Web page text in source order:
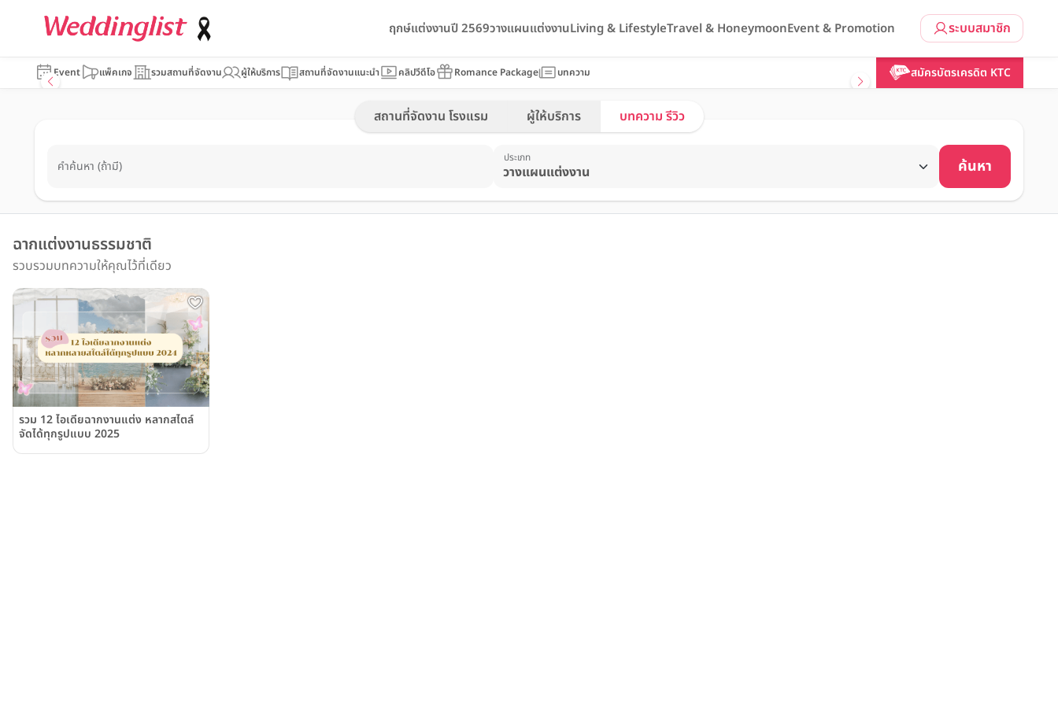
ระบบสมาชิก
ฤกษ์แต่งงานปี 2569วางแผนแต่งงานLiving & LifestyleTravel & HoneymoonEvent & Promotion
Event แพ็คเกจ รวมสถานที่จัดงาน ผู้ให้บริการ สถานที่จัดงานแนะนำ คลิปวีดีโอ Romance Package บทความ สมัครบัตรเครดิต KTC
สถานที่จัดงาน โรงแรม ผู้ให้บริการ บทความ รีวิว
คำค้นหา (ถ้ามี)
ประเภท ค้นหา
ฉากแต่งงานธรรมชาติ
รวบรวมบทความให้คุณไว้ที่เดียว
รวม 12 ไอเดียฉากงานแต่ง หลากสไตล์
จัดได้ทุกรูปแบบ 2025